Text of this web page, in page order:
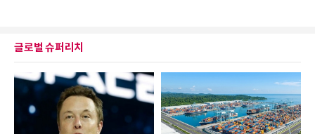
글로벌 슈퍼리치